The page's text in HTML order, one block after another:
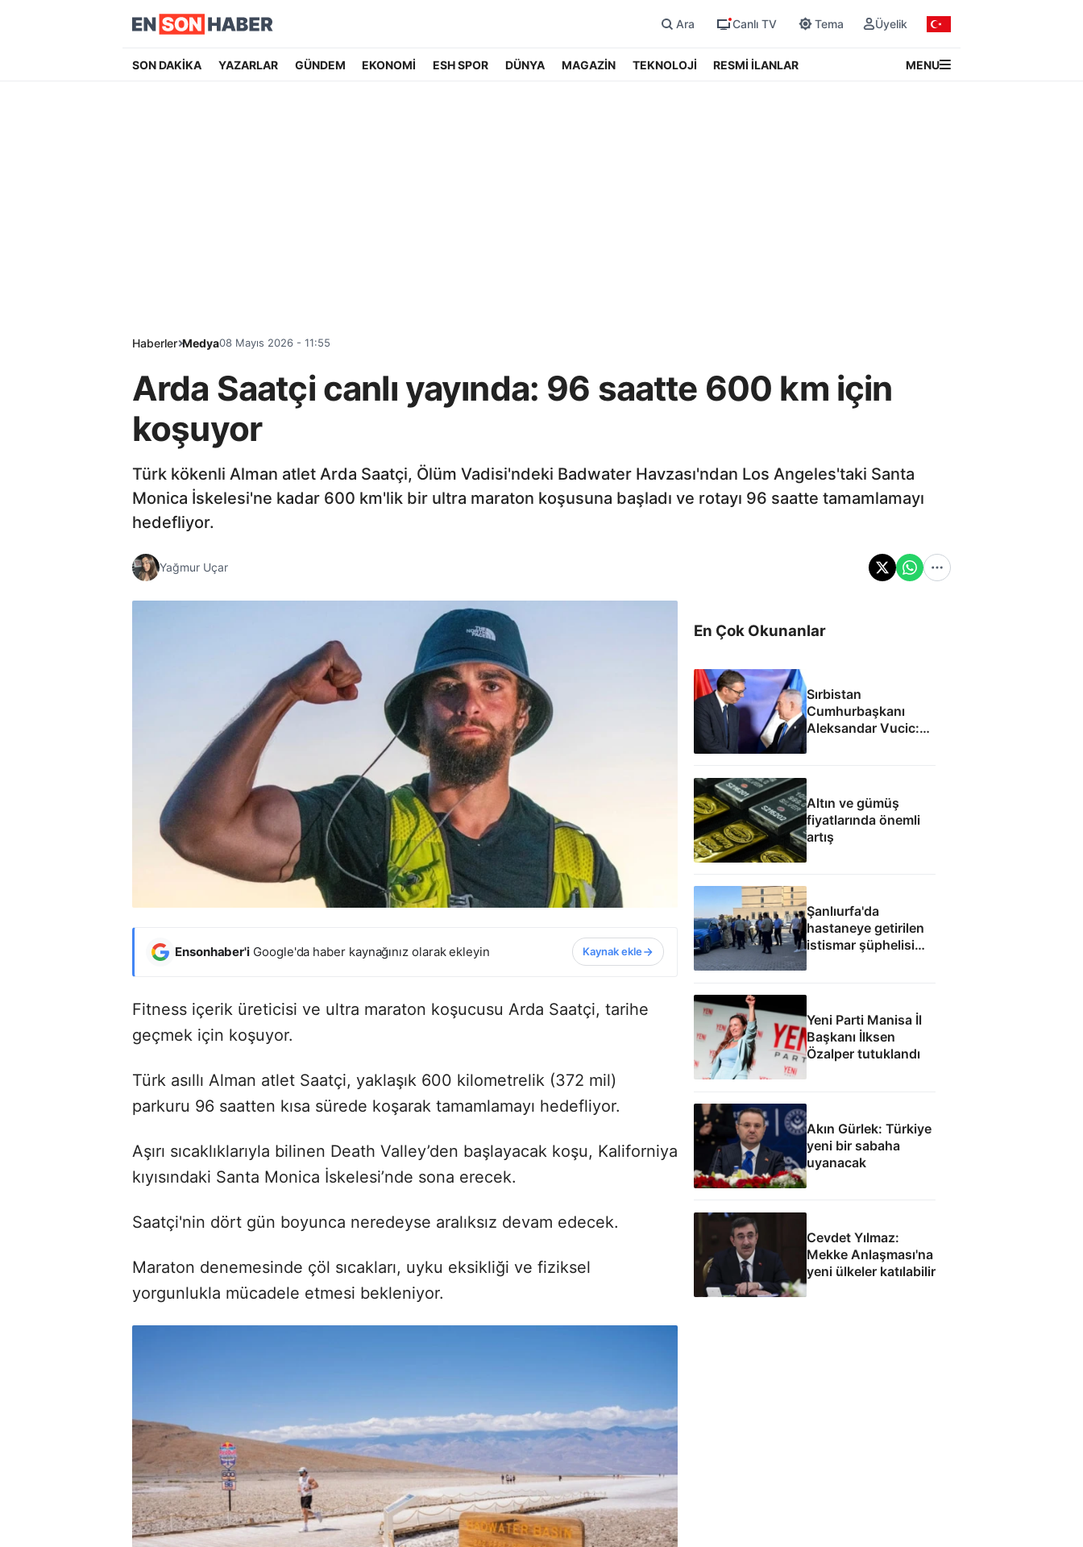
Ara Canlı TV Tema Üyelik
SON DAKİKA YAZARLAR GÜNDEM EKONOMİ ESH SPOR DÜNYA MAGAZİN TEKNOLOJİ RESMİ İLANLAR MENU
Haberler Medya08 Mayıs 2026 - 11:55
Arda Saatçi canlı yayında: 96 saatte 600 km için
koşuyor
Türk kökenli Alman atlet Arda Saatçi, Ölüm Vadisi'ndeki Badwater Havzası'ndan Los Angeles'taki Santa
Monica İskelesi'ne kadar 600 km'lik bir ultra maraton koşusuna başladı ve rotayı 96 saatte tamamlamayı
hedefliyor.
Yağmur Uçar
Ensonhaber'i Google'da haber kaynağınız olarak ekleyin Kaynak ekle
Fitness içerik üreticisi ve ultra maraton koşucusu Arda Saatçi, tarihe
geçmek için koşuyor.
Türk asıllı Alman atlet Saatçi, yaklaşık 600 kilometrelik (372 mil)
parkuru 96 saatten kısa sürede koşarak tamamlamayı hedefliyor.
Aşırı sıcaklıklarıyla bilinen Death Valley’den başlayacak koşu, Kaliforniya
kıyısındaki Santa Monica İskelesi’nde sona erecek.
Saatçi'nin dört gün boyunca neredeyse aralıksız devam edecek.
Maraton denemesinde çöl sıcakları, uyku eksikliği ve fiziksel
yorgunlukla mücadele etmesi bekleniyor.
En Çok Okunanlar
Sırbistan
Cumhurbaşkanı
Aleksandar Vucic:
İsrail ile SİHA
Altın ve gümüş
fiyatlarında önemli
artış
Şanlıurfa'da
hastaneye getirilen
istismar şüphelisi
silahlı saldırıda
Yeni Parti Manisa İl
Başkanı İlksen
Özalper tutuklandı
Akın Gürlek: Türkiye
yeni bir sabaha
uyanacak
Cevdet Yılmaz:
Mekke Anlaşması'na
yeni ülkeler katılabilir